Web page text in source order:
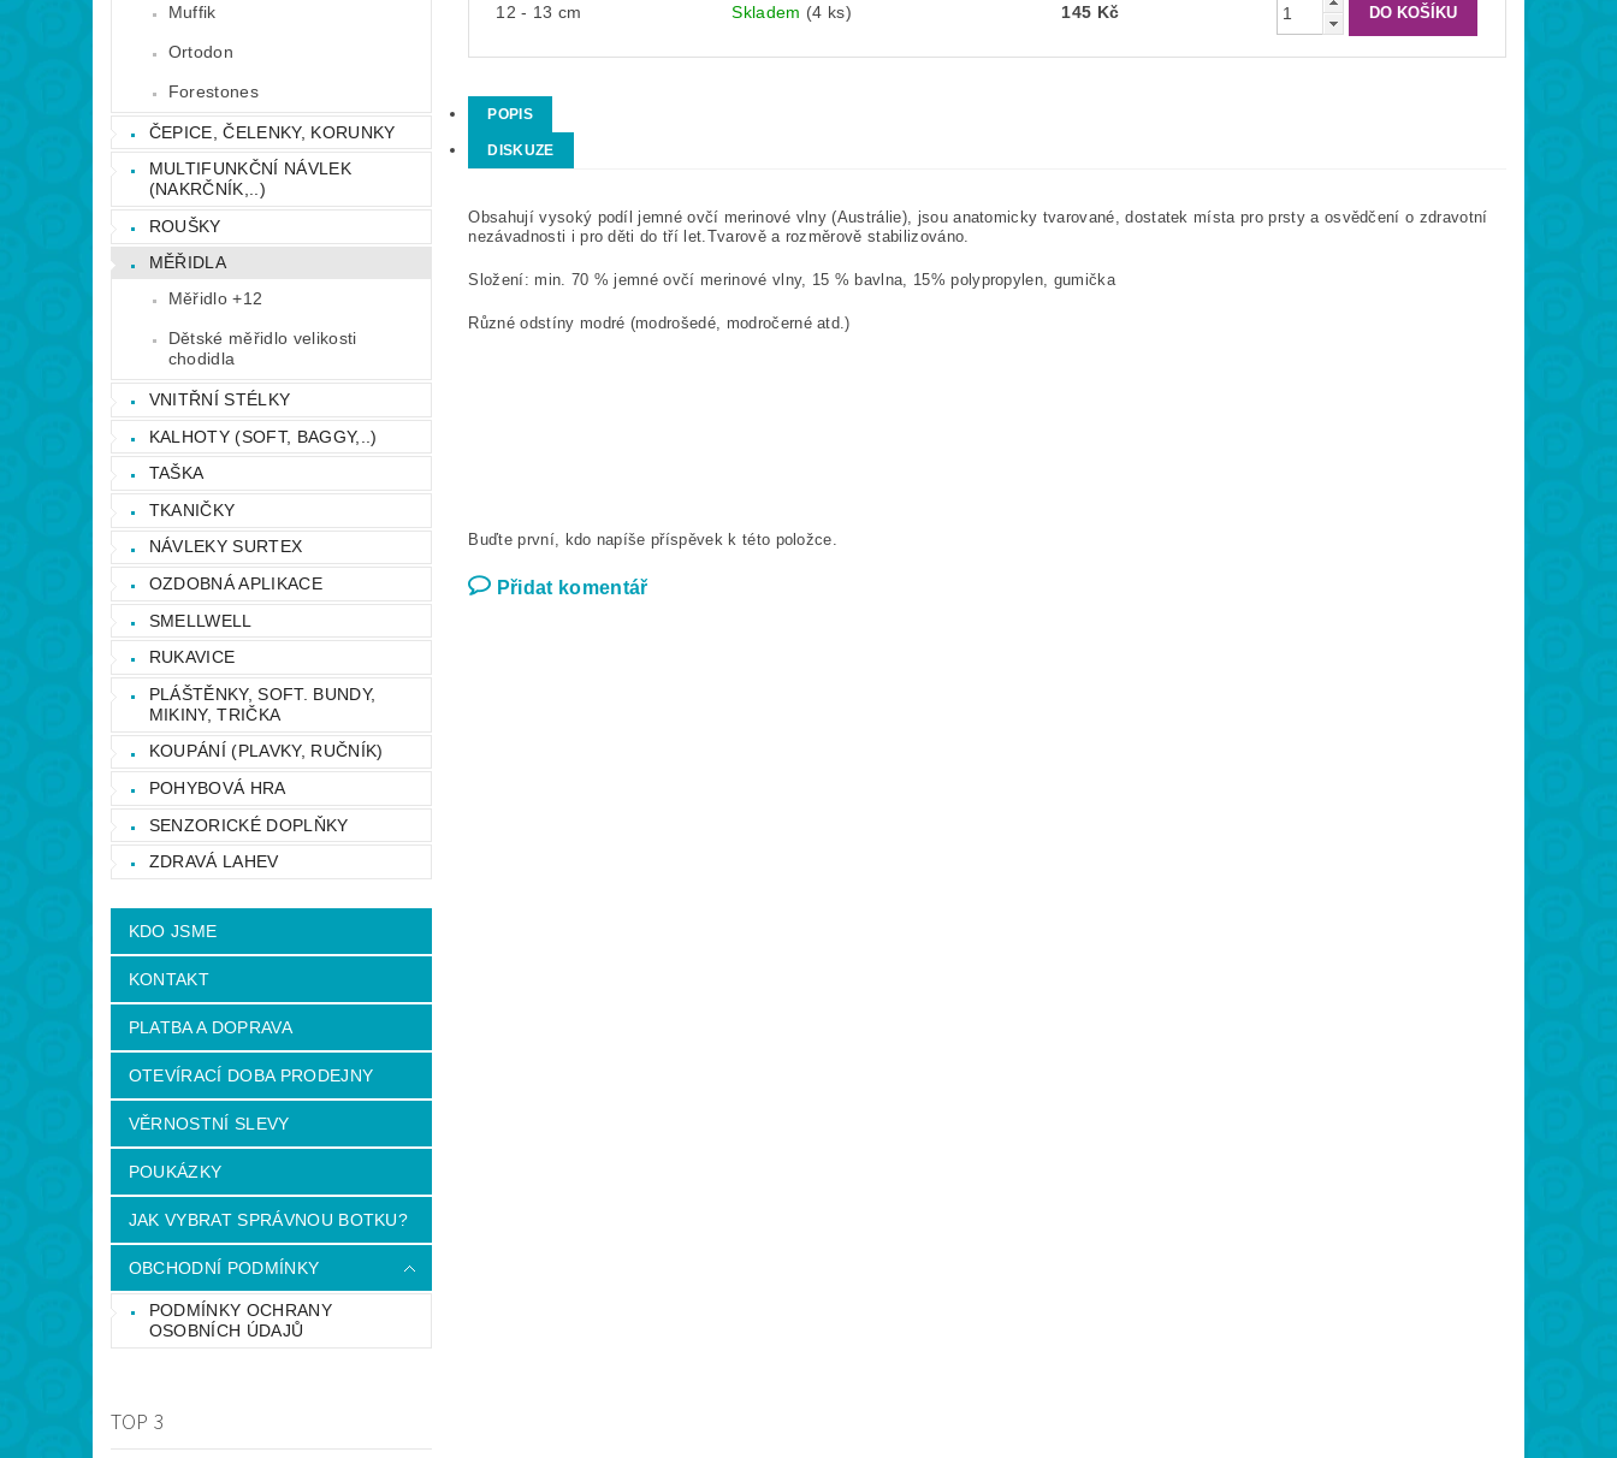
Muffik
Ortodon
Forestones
ČEPICE, ČELENKY, KORUNKY
MULTIFUNKČNÍ NÁVLEK
(NAKRČNÍK,..)
ROUŠKY
MĚŘIDLA
Měřidlo +12
Dětské měřidlo velikosti
chodidla
VNITŘNÍ STÉLKY
KALHOTY (SOFT, BAGGY,..)
TAŠKA
TKANIČKY
NÁVLEKY SURTEX
OZDOBNÁ APLIKACE
SMELLWELL
RUKAVICE
PLÁŠTĚNKY, SOFT. BUNDY,
MIKINY, TRIČKA
KOUPÁNÍ (PLAVKY, RUČNÍK)
POHYBOVÁ HRA
SENZORICKÉ DOPLŇKY
ZDRAVÁ LAHEV
KDO JSME
KONTAKT
PLATBA A DOPRAVA
OTEVÍRACÍ DOBA PRODEJNY
VĚRNOSTNÍ SLEVY
POUKÁZKY
JAK VYBRAT SPRÁVNOU BOTKU?
OBCHODNÍ PODMÍNKY
PODMÍNKY OCHRANY
OSOBNÍCH ÚDAJŮ
TOP 3
12 - 13 cm Skladem (4 ks) 145 Kč
POPIS
DISKUZE
Obsahují vysoký podíl jemné ovčí merinové vlny (Austrálie), jsou anatomicky tvarované, dostatek místa pro prsty a osvědčení o zdravotní
nezávadnosti i pro děti do tří let.Tvarově a rozměrově stabilizováno.
Složení: min. 70 % jemné ovčí merinové vlny, 15 % bavlna, 15% polypropylen, gumička
Různé odstíny modré (modrošedé, modročerné atd.)
Buďte první, kdo napíše příspěvek k této položce.
Přidat komentář